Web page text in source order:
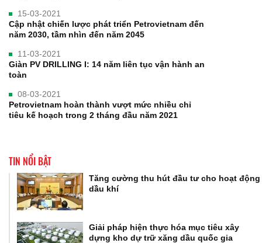
15-03-2021
Cập nhật chiến lược phát triển Petrovietnam đến
năm 2030, tầm nhìn đến năm 2045
11-03-2021
Giàn PV DRILLING I: 14 năm liên tục vận hành an
toàn
08-03-2021
Petrovietnam hoàn thành vượt mức nhiều chỉ
tiêu kế hoạch trong 2 tháng đầu năm 2021
TIN NỔI BẬT
Tăng cường thu hút đầu tư cho hoạt động
dầu khí
Giải pháp hiện thực hóa mục tiêu xây
dựng kho dự trữ xăng dầu quốc gia